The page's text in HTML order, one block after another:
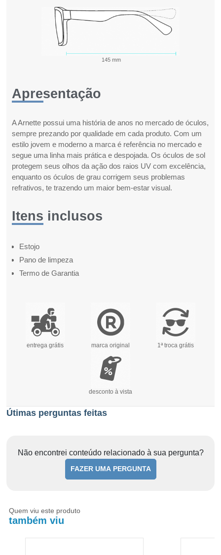
145 mm
Apresentação
A Arnette possui uma história de anos no mercado de óculos,
sempre prezando por qualidade em cada produto. Com um
estilo jovem e moderno a marca é referência no mercado e
segue uma linha mais prática e despojada. Os óculos de sol
protegem seus olhos da ação dos raios UV com excelência,
enquanto os óculos de grau corrigem seus problemas
refrativos, te trazendo um maior bem-estar visual.
Itens inclusos
Estojo
Pano de limpeza
Termo de Garantia
entrega grátis marca original 1ª troca grátis
desconto à vista
Útimas perguntas feitas
Não encontrei conteúdo relacionado à sua pergunta?
FAZER UMA PERGUNTA
Quem viu este produto
também viu